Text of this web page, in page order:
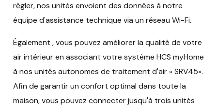
régler, nos unités envoient des données à notre
équipe d'assistance technique via un réseau Wi-Fi.
Également , vous pouvez améliorer la qualité de votre
air intérieur en associant votre système HCS myHome
à nos unités autonomes de traitement d'air « SRV45».
Afin de garantir un confort optimal dans toute la
maison, vous pouvez connecter jusqu'à trois unités